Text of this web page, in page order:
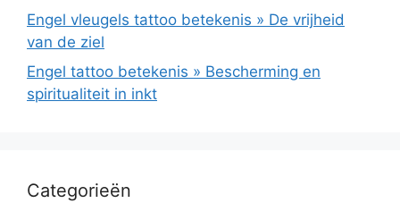
Engel vleugels tattoo betekenis » De vrijheid
van de ziel
Engel tattoo betekenis » Bescherming en
spiritualiteit in inkt
Categorieën